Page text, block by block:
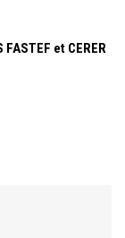
et CERER